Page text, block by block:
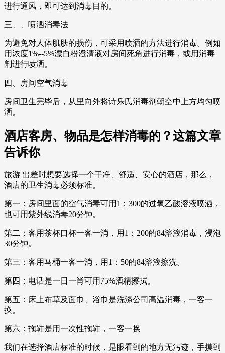
进行通风，即可达到消毒目的。
三、、喷洒消毒法
为避免对人体肌肤的损伤，可采用喷洒的方法进行消毒。例如
用浓度1%--5%漂白粉澄清液对房间死角进行消毒，或用消毒
剂进行喷洒。
四、房间空气消毒
房间卫生完毕后，从里向外将诗乐氏消毒剂朝空中上方均匀喷
洒。
酒店客房、物品是怎样消毒的？这篇文章
告诉你
旅游 出差时想要选择一个干净、舒适、安心的酒店，那么，
酒店的卫生消毒必须标准。
第一：房间里面的空气消毒可用1：300的过氧乙酸溶液喷洒，
也可用紫外线消毒20分钟。
第二：客用茶杯口杯一客一消，用1：200的84溶液消毒，浸泡
30分钟。
第三：客用马桶一客一消，用1：50的84溶液擦洗。
第四：电话是一日一肖可用75%酒精擦拭。
第五：床上布草及面巾、浴巾是洗涤公司高温消毒，一客一
换。
第六：拖鞋是用一次性拖鞋，一客一换
我们在选择酒店标准的时候，是眼看到的地方无污迹，手摸到